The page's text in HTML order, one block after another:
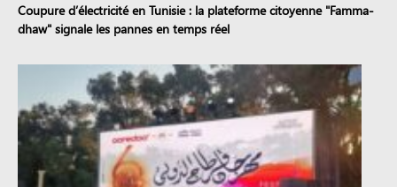
Coupure d’électricité en Tunisie : la plateforme citoyenne "Famma-
dhaw" signale les pannes en temps réel